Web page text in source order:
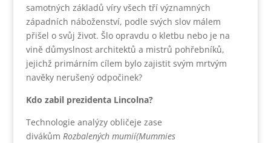
samotných základů víry všech tří významných
západních náboženství, podle svých slov málem
přišel o svůj život. Šlo opravdu o kletbu nebo je na
vině důmyslnost architektů a mistrů pohřebníků,
jejichž primárním cílem bylo zajistit svým mrtvým
navěky nerušený odpočinek?
Kdo zabil prezidenta Lincolna?
Technologie analýzy obličeje zase
divákům Rozbalených mumií(Mummies